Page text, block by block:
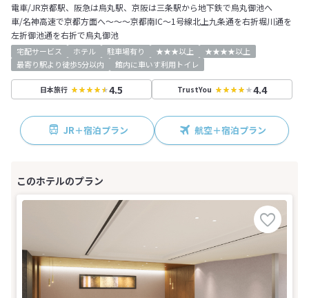
電車/JR京都駅、阪急は烏丸駅、京阪は三条駅から地下鉄で烏丸御池へ
車/名神高速で京都方面へ～～～京都南IC～1号線北上九条通を右折堀川通を
左折御池通を右折で烏丸御池
宅配サービス ホテル 駐車場有り ★★★以上
★★★★以上
最寄り駅より徒歩5分以内
館内に車いす利用トイレ
日本旅行 4.5 TrustYou 4.4
JR＋宿泊プラン 航空＋宿泊プラン